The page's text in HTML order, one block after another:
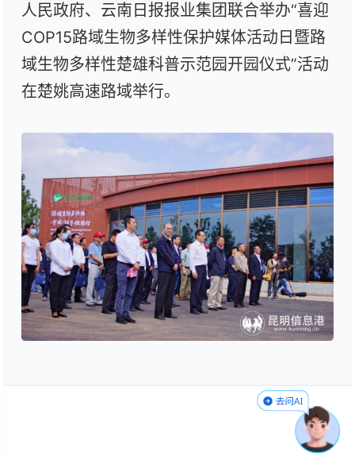
人民政府、云南日报报业集团联合举办“喜迎
COP15路域生物多样性保护媒体活动日暨路
域生物多样性楚雄科普示范园开园仪式”活动
在楚姚高速路域举行。
启动仪式上，出席领导集体宣读了生物